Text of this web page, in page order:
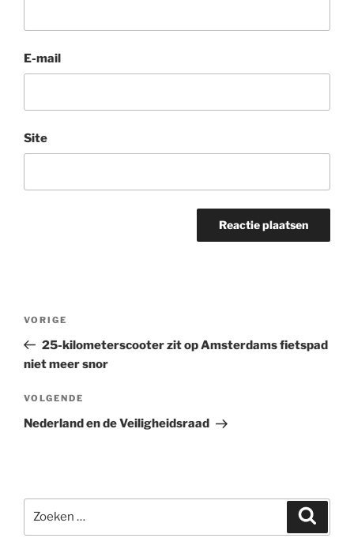
E-mail
Site
Vorig
bericht
VORIGE
25-kilometerscooter zit op Amsterdams fietspad
niet meer snor
Volgend
bericht
VOLGENDE
Nederland en de Veiligheidsraad
naar: